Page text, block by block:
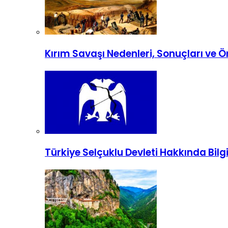
Kırım Savaşı Nedenleri, Sonuçları ve
Türkiye Selçuklu Devleti Hakkında Bilgi